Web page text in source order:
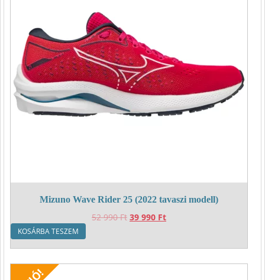
Mizuno Wave Rider 25 (2022 tavaszi modell)
52 990Ft Original
39 990 FtCurrent
KOSÁRBA TESZEM